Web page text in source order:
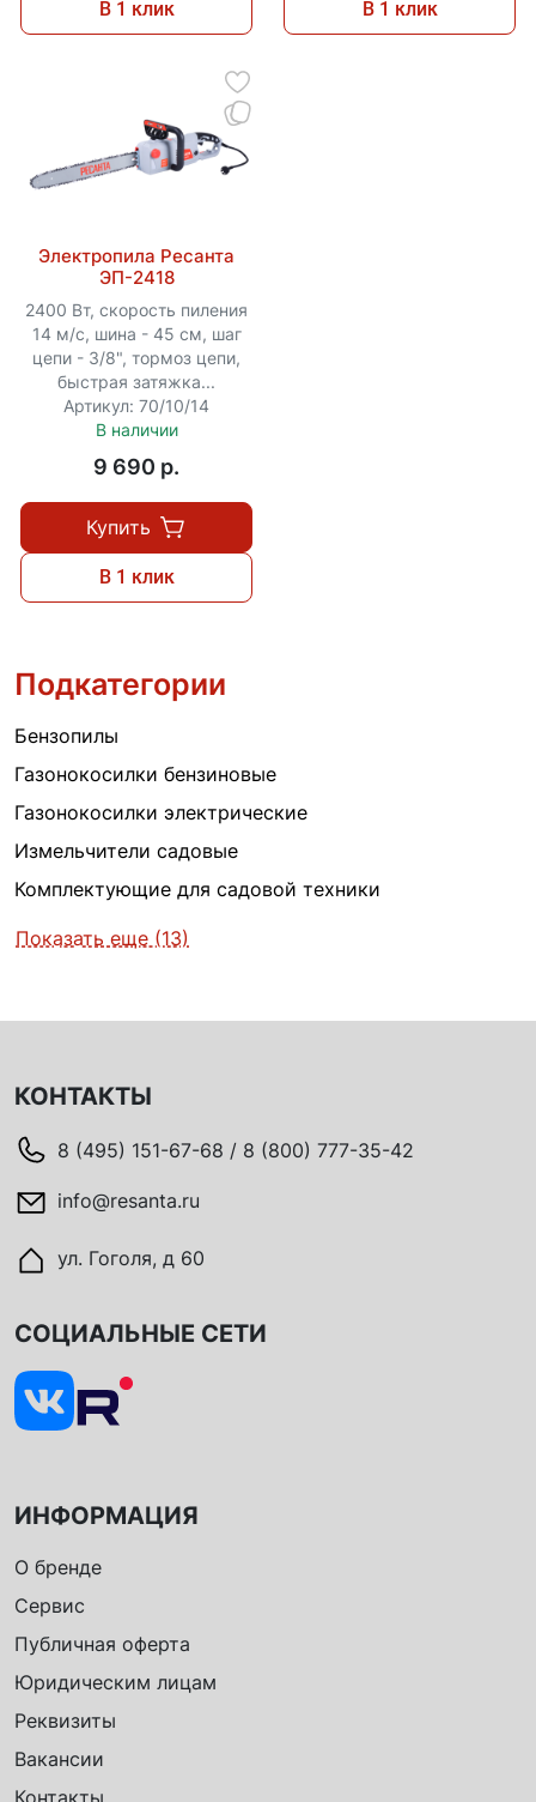
В 1 клик В 1 клик
Электропила Ресанта
ЭП-2418
2400 Вт, скорость пиления
14 м/с, шина - 45 см, шаг
цепи - 3/8", тормоз цепи,
быстрая затяжка...
Артикул: 70/10/14
В наличии
9 690 p.
Купить
В 1 клик
Подкатегории
Бензопилы
Газонокосилки бензиновые
Газонокосилки электрические
Измельчители садовые
Комплектующие для садовой техники
Показать еще (13)
КОНТАКТЫ
8 (495) 151-67-68 / 8 (800) 777-35-42
info@resanta.ru
ул. Гоголя, д 60
ИНФОРМАЦИЯ
О бренде
Сервис
Публичная оферта
Юридическим лицам
Реквизиты
Вакансии
Контакты
СОЦИАЛЬНЫЕ СЕТИ